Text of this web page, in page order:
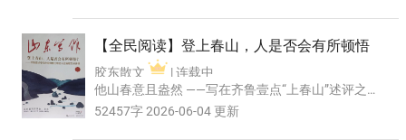
【全民阅读】登上春山，人是否会有所顿悟
胶东散文
| 连载中
他山春意且盎然 ——写在齐鲁壹点“上春山”述评之后
（代序） 接到齐鲁壹点事业部主任曹竹青“上春
52457字 2026-06-04 更新